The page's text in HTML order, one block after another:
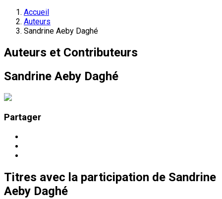
Accueil
Auteurs
Sandrine Aeby Daghé
Auteurs et Contributeurs
Sandrine Aeby Daghé
Partager
Titres avec la participation de Sandrine
Aeby Daghé